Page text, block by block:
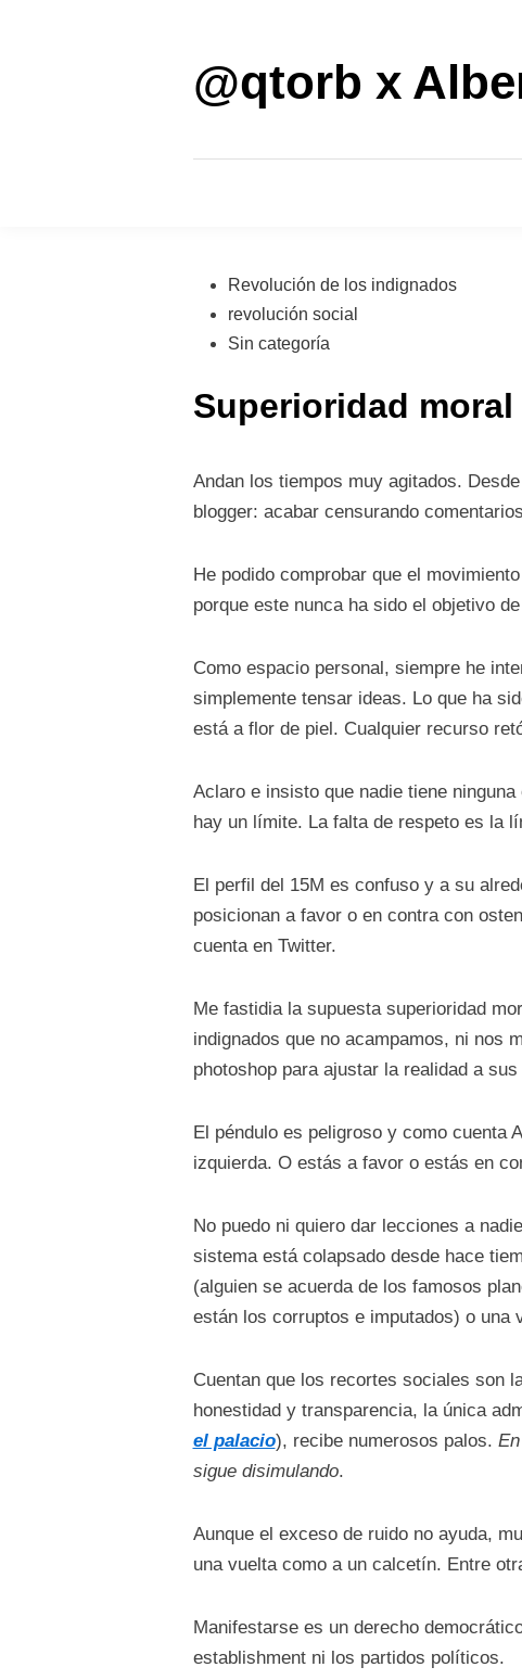
@qtorb x
Publicado
en
Revolución de los indignados
revolución social
Sin categoría
Superioridad
Andan los tiempos muy agitados.
blogger: acabar censurando
He podido comprobar que el
porque este nunca ha sido el objetivo
Como espacio personal, siempre he
simplemente tensar ideas. Lo que ha
está a flor de piel. Cualquier recurso
Aclaro e insisto que nadie tiene
hay un límite. La falta de respeto es la
El perfil del 15M es confuso y a su
posicionan a favor o en contra con
cuenta en Twitter.
Me fastidia la supuesta superioridad
indignados que no acampamos, ni nos
photoshop para ajustar la realidad a
El péndulo es peligroso y como cuenta
izquierda. O estás a favor o estás en
No puedo ni quiero dar lecciones a
sistema está colapsado desde hace
(alguien se acuerda de los famosos
están los corruptos e imputados) o una
Cuentan que los recortes sociales son
honestidad y transparencia, la única
el palacio), recibe numerosos palos.
sigue disimulando.
Aunque el exceso de ruido no ayuda,
una vuelta como a un calcetín. Entre
Manifestarse es un derecho
establishment ni los partidos políticos.